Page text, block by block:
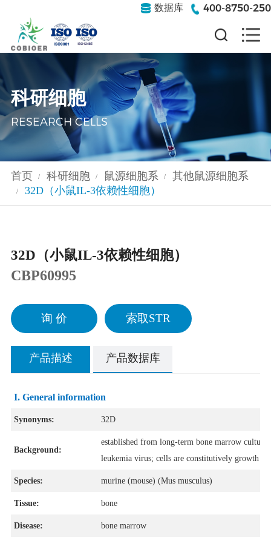
数据库 400-8750-250
科研细胞
RESEARCH CELLS
首页 / 科研细胞 / 鼠源细胞系 / 其他鼠源细胞系
/ 32D（小鼠IL-3依赖性细胞）
32D（小鼠IL-3依赖性细胞）
CBP60995
询 价 索取STR
产品描述 产品数据库
I. General information
Synonyms: 32D
Background:
established from long-term bone marrow
leukemia virus; cells are constitutively growth
Species: murine (mouse) (Mus musculus)
Tissue: bone
Disease: bone marrow